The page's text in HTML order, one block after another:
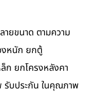
ายขนาด ตามความ
งหนัก ยกตู้
ก ยกโครงหลังคา
รับประกัน ในคุณภาพ